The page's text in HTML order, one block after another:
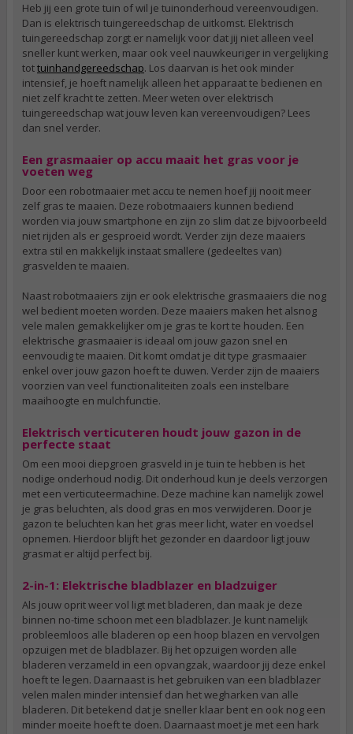
Heb jij een grote tuin of wil je tuinonderhoud vereenvoudigen.
Dan is elektrisch tuingereedschap de uitkomst. Elektrisch
tuingereedschap zorgt er namelijk voor dat jij niet alleen veel
sneller kunt werken, maar ook veel nauwkeuriger in vergelijking
tottuinhandgereedschap. Los daarvan is het ook minder
intensief, je hoeft namelijk alleen het apparaat te bedienen en
niet zelf kracht te zetten. Meer weten over elektrisch
tuingereedschap wat jouw leven kan vereenvoudigen? Lees
dan snel verder.
Een grasmaaier op accu maait het gras voor je
voeten weg
Door een robotmaaier met accu te nemen hoef jij nooit meer
zelf gras te maaien. Deze robotmaaiers kunnen bediend
worden via jouw smartphone en zijn zo slim dat ze bijvoorbeeld
niet rijden als er gesproeid wordt. Verder zijn deze maaiers
extra stil en makkelijk instaat smallere (gedeeltes van)
grasvelden te maaien.
Naast robotmaaiers zijn er ook elektrische grasmaaiers die nog
wel bedient moeten worden. Deze maaiers maken het alsnog
vele malen gemakkelijker om je gras te kort te houden. Een
elektrische grasmaaier is ideaal om jouw gazon snel en
eenvoudig te maaien. Dit komt omdat je dit type grasmaaier
enkel over jouw gazon hoeft te duwen. Verder zijn de maaiers
voorzien van veel functionaliteiten zoals een instelbare
maaihoogte en mulchfunctie.
Elektrisch verticuteren houdt jouw gazon in de
perfecte staat
Om een mooi diepgroen grasveld in je tuin te hebben is het
nodige onderhoud nodig. Dit onderhoud kun je deels verzorgen
met een verticuteermachine. Deze machine kan namelijk zowel
je gras beluchten, als dood gras en mos verwijderen. Door je
gazon te beluchten kan het gras meer licht, water en voedsel
opnemen. Hierdoor blijft het gezonder en daardoor ligt jouw
grasmat er altijd perfect bij.
2-in-1: Elektrische bladblazer en bladzuiger
Als jouw oprit weer vol ligt met bladeren, dan maak je deze
binnen no-time schoon met een bladblazer. Je kunt namelijk
probleemloos alle bladeren op een hoop blazen en vervolgen
opzuigen met de bladblazer. Bij het opzuigen worden alle
bladeren verzameld in een opvangzak, waardoor jij deze enkel
hoeft te legen. Daarnaast is het gebruiken van een bladblazer
velen malen minder intensief dan het wegharken van alle
bladeren. Dit betekend dat je sneller klaar bent en ook nog een
minder moeite hoeft te doen. Daarnaast moet je met een hark